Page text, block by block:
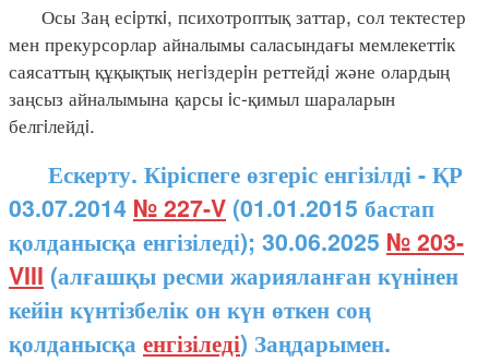
Осы Заң есiрткi, психотроптық заттар, сол тектестер
мен прекурсорлар айналымы саласындағы мемлекеттiк
саясаттың құқықтық негiздерiн реттейдi және олардың
заңсыз айналымына қарсы iс-қимыл шараларын
белгiлейдi.
Ескерту. Кіріспеге өзгеріс енгізілді - ҚР
03.07.2014 № 227-V (01.01.2015 бастап
қолданысқа енгізіледі); 30.06.2025 № 203-
VIII (алғашқы ресми жарияланған күнінен
кейін күнтізбелік он күн өткен соң
қолданысқа енгізіледі) Заңдарымен.